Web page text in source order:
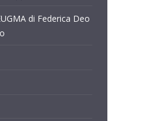
di Federica Deo